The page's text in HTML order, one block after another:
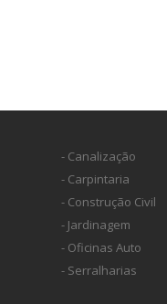
- Canalização
- Carpintaria
- Construção Civil
- Jardinagem
- Oficinas Auto
- Serralharias